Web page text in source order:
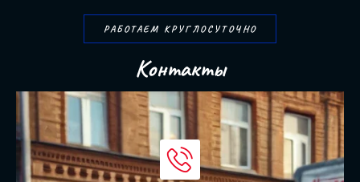
РАБОТАЕМ КРУГЛОСУТОЧНО
Контакты